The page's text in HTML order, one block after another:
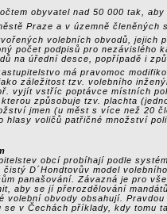
obyvatel nad 50 000 tak,
Praze a v územně
volebních obvodů, jejich
počet podpisů pro nezávislého
na úřední desce, popřípadě i
má pravomoc
záležitost tzv. volebního
vyjít vstříc poptávce místních
kterou způsobuje tzv. plachta
jmen (u měst s více než 20
hlasy voličů patřičné množství
obcí probíhají podle
D´Hondtovův model
panašování. Závazná je pro
aby se jí přerozdělování
volební obvody obsahují.
se v Čechách příklady, kdy tomu